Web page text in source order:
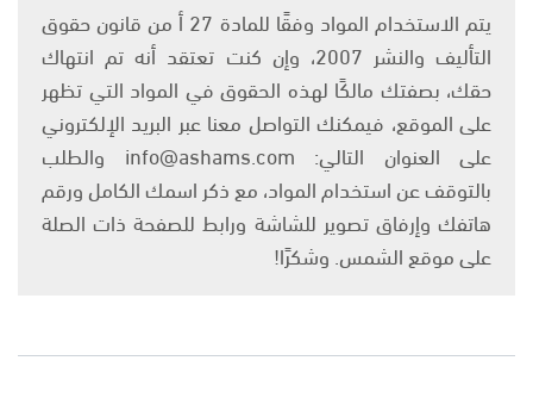
يتم الاستخدام المواد وفقًا للمادة 27 أ من قانون حقوق
التأليف والنشر 2007، وإن كنت تعتقد أنه تم انتهاك
حقك، بصفتك مالكًا لهذه الحقوق في المواد التي تظهر
على الموقع، فيمكنك التواصل معنا عبر البريد الإلكتروني
على العنوان التالي: info@ashams.com والطلب
بالتوقف عن استخدام المواد، مع ذكر اسمك الكامل ورقم
هاتفك وإرفاق تصوير للشاشة ورابط للصفحة ذات الصلة
على موقع الشمس. وشكرًا!